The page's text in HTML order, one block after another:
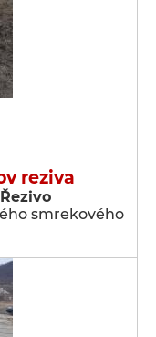
reziva
smrekového